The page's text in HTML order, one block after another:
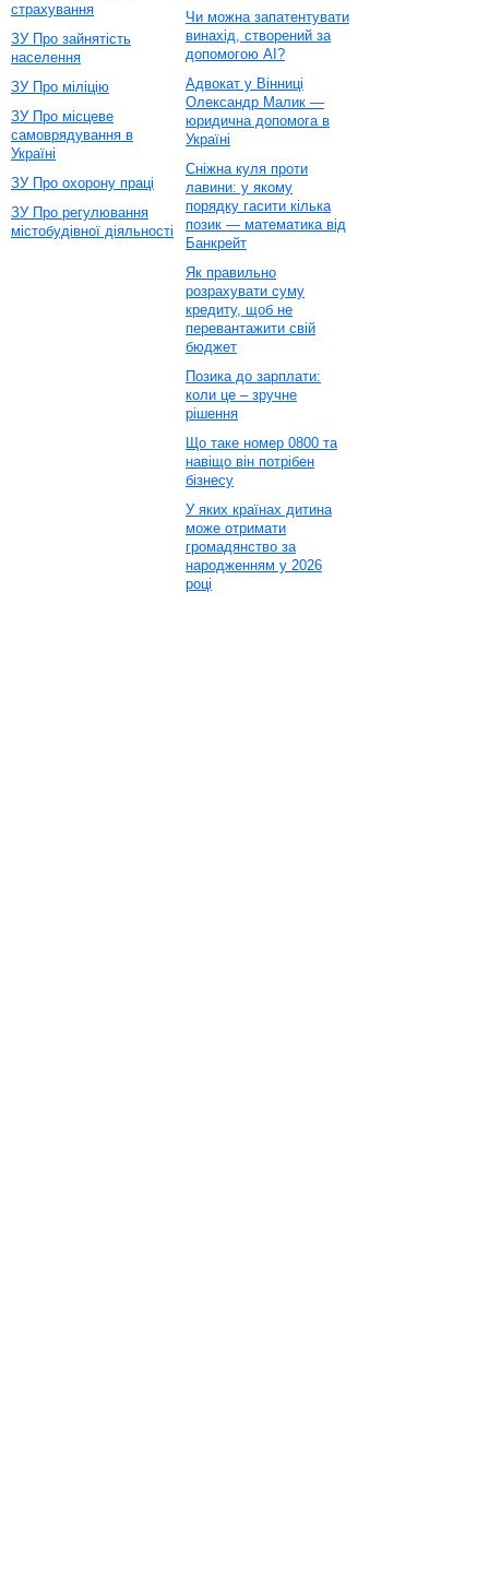
страхування
ЗУ Про зайнятість
населення
ЗУ Про міліцію
ЗУ Про місцеве
самоврядування в
Україні
ЗУ Про охорону праці
ЗУ Про регулювання
містобудівної діяльності
Чи можна запатентувати
винахід, створений за
допомогою AI?
Адвокат у Вінниці
Олександр Малик —
юридична допомога в
Україні
Сніжна куля проти
лавини: у якому
порядку гасити кілька
позик — математика від
Банкрейт
Як правильно
розрахувати суму
кредиту, щоб не
перевантажити свій
бюджет
Позика до зарплати:
коли це – зручне
рішення
Що таке номер 0800 та
навіщо він потрібен
бізнесу
У яких країнах дитина
може отримати
громадянство за
народженням у 2026
році